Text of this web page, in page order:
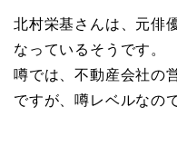
北村栄基さんは、元俳
なっているそうです。
噂では、不動産会社の
ですが、噂レベルなの